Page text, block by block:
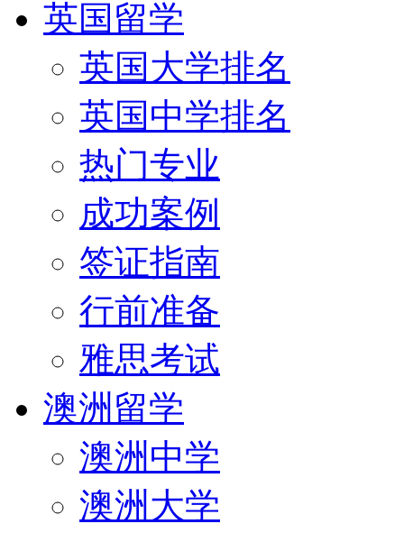
英国留学
英国大学排名
英国中学排名
热门专业
成功案例
签证指南
行前准备
雅思考试
澳洲留学
澳洲中学
澳洲大学